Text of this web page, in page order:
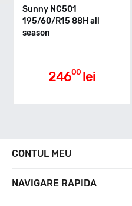
C
Aderenta pe carosabil ud
Nivel de zgomot
70
Sunny NC501
195/60/R15 88H all
season
24600 lei
CONTUL MEU
NAVIGARE RAPIDA